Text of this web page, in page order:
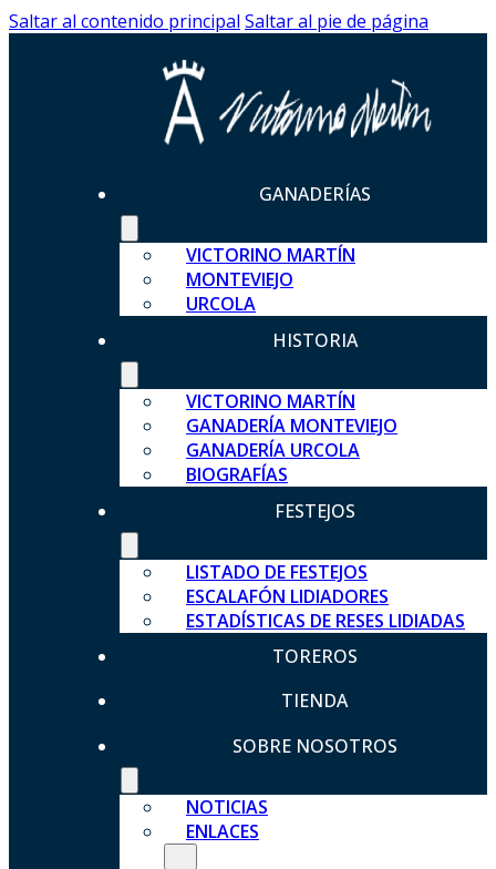
Saltar al contenido principal Saltar al pie de página
GANADERÍAS
VICTORINO MARTÍN
MONTEVIEJO
URCOLA
HISTORIA
VICTORINO MARTÍN
GANADERÍA MONTEVIEJO
GANADERÍA URCOLA
BIOGRAFÍAS
FESTEJOS
LISTADO DE FESTEJOS
ESCALAFÓN LIDIADORES
ESTADÍSTICAS DE RESES LIDIADAS
TOREROS
TIENDA
SOBRE NOSOTROS
NOTICIAS
ENLACES